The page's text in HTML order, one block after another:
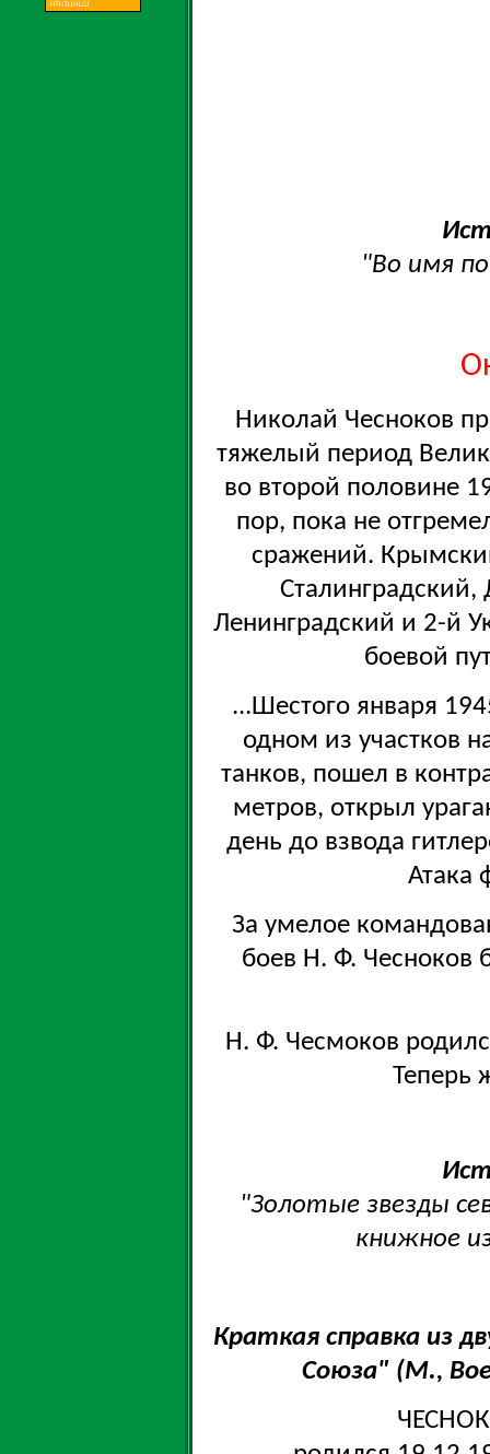
"Во имя
Николай Чесноков
тяжелый период
во второй половине
пор, пока не
сражений.
Ленинградский и 2-й
боевой
...Шестого января
одном из участков
танков, пошел в
метров, открыл
день до взвода
Атака
За умелое
боев Н. Ф. Чесноков
Н. Ф. Чесмоков
Теперь
"Золотые звезды
книжное
Краткая справка из
Союза" (М.,